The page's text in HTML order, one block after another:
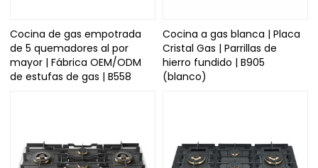
Cocina de gas empotrada
de 5 quemadores al por
mayor | Fábrica OEM/ODM
de estufas de gas | B558
Cocina a gas blanca | Placa
Cristal Gas | Parrillas de
hierro fundido | B905
(blanco)